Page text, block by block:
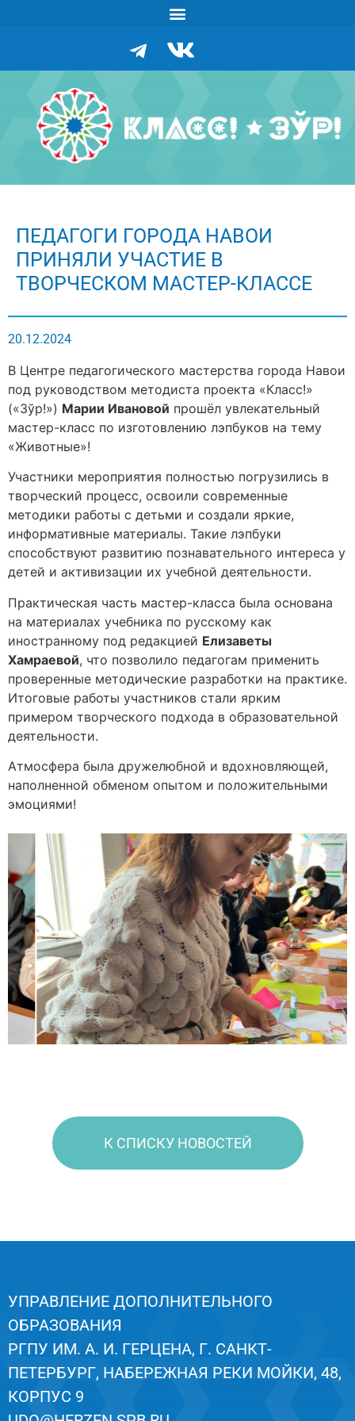
ПЕДАГОГИ ГОРОДА НАВОИ
ПРИНЯЛИ УЧАСТИЕ В
ТВОРЧЕСКОМ МАСТЕР-КЛАССЕ
20.12.2024
В Центре педагогического мастерства города Навои
под руководством методиста проекта «Класс!»
(«Зўр!») Марии Ивановой прошёл увлекательный
мастер-класс по изготовлению лэпбуков на тему
«Животные»!
Участники мероприятия полностью погрузились в
творческий процесс, освоили современные
методики работы с детьми и создали яркие,
информативные материалы. Такие лэпбуки
способствуют развитию познавательного интереса у
детей и активизации их учебной деятельности.
Практическая часть мастер-класса была основана
на материалах учебника по русскому как
иностранному под редакцией Елизаветы
Хамраевой, что позволило педагогам применить
проверенные методические разработки на практике.
Итоговые работы участников стали ярким
примером творческого подхода в образовательной
деятельности.
Атмосфера была дружелюбной и вдохновляющей,
наполненной обменом опытом и положительными
эмоциями!
К СПИСКУ НОВОСТЕЙ
УПРАВЛЕНИЕ ДОПОЛНИТЕЛЬНОГО
ОБРАЗОВАНИЯ
РГПУ ИМ. А. И. ГЕРЦЕНА, Г. САНКТ-
ПЕТЕРБУРГ, НАБЕРЕЖНАЯ РЕКИ МОЙКИ, 48,
КОРПУС 9